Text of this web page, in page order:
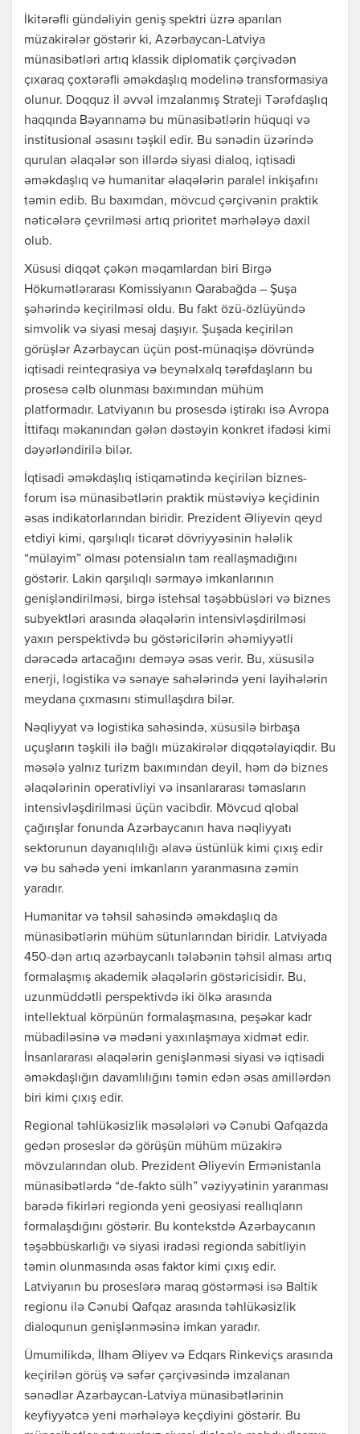
İkitərəfli gündəliyin geniş spektri üzrə aparılan
müzakirələr göstərir ki, Azərbaycan-Latviya
münasibətləri artıq klassik diplomatik çərçivədən
çıxaraq çoxtərəfli əməkdaşlıq modelinə transformasiya
olunur. Doqquz il əvvəl imzalanmış Strateji Tərəfdaşlıq
haqqında Bəyannamə bu münasibətlərin hüquqi və
institusional əsasını təşkil edir. Bu sənədin üzərində
qurulan əlaqələr son illərdə siyasi dialoq, iqtisadi
əməkdaşlıq və humanitar əlaqələrin paralel inkişafını
təmin edib. Bu baxımdan, mövcud çərçivənin praktik
nəticələrə çevrilməsi artıq prioritet mərhələyə daxil
olub.
Xüsusi diqqət çəkən məqamlardan biri Birgə
Hökumətlərarası Komissiyanın Qarabağda – Şuşa
şəhərində keçirilməsi oldu. Bu fakt özü-özlüyündə
simvolik və siyasi mesaj daşıyır. Şuşada keçirilən
görüşlər Azərbaycan üçün post-münaqişə dövründə
iqtisadi reinteqrasiya və beynəlxalq tərəfdaşların bu
prosesə cəlb olunması baxımından mühüm
platformadır. Latviyanın bu prosesdə iştirakı isə Avropa
İttifaqı məkanından gələn dəstəyin konkret ifadəsi kimi
dəyərləndirilə bilər.
İqtisadi əməkdaşlıq istiqamətində keçirilən biznes-
forum isə münasibətlərin praktik müstəviyə keçidinin
əsas indikatorlarından biridir. Prezident Əliyevin qeyd
etdiyi kimi, qarşılıqlı ticarət dövriyyəsinin hələlik
“mülayim” olması potensialın tam reallaşmadığını
göstərir. Lakin qarşılıqlı sərmayə imkanlarının
genişləndirilməsi, birgə istehsal təşəbbüsləri və biznes
subyektləri arasında əlaqələrin intensivləşdirilməsi
yaxın perspektivdə bu göstəricilərin əhəmiyyətli
dərəcədə artacağını deməyə əsas verir. Bu, xüsusilə
enerji, logistika və sənaye sahələrində yeni layihələrin
meydana çıxmasını stimullaşdıra bilər.
Nəqliyyat və logistika sahəsində, xüsusilə birbaşa
uçuşların təşkili ilə bağlı müzakirələr diqqətəlayiqdir. Bu
məsələ yalnız turizm baxımından deyil, həm də biznes
əlaqələrinin operativliyi və insanlararası təmasların
intensivləşdirilməsi üçün vacibdir. Mövcud qlobal
çağırışlar fonunda Azərbaycanın hava nəqliyyatı
sektorunun dayanıqlılığı əlavə üstünlük kimi çıxış edir
və bu sahədə yeni imkanların yaranmasına zəmin
yaradır.
Humanitar və təhsil sahəsində əməkdaşlıq da
münasibətlərin mühüm sütunlarından biridir. Latviyada
450-dən artıq azərbaycanlı tələbənin təhsil alması artıq
formalaşmış akademik əlaqələrin göstəricisidir. Bu,
uzunmüddətli perspektivdə iki ölkə arasında
intellektual körpünün formalaşmasına, peşəkar kadr
mübadiləsinə və mədəni yaxınlaşmaya xidmət edir.
İnsanlararası əlaqələrin genişlənməsi siyasi və iqtisadi
əməkdaşlığın davamlılığını təmin edən əsas amillərdən
biri kimi çıxış edir.
Regional təhlükəsizlik məsələləri və Cənubi Qafqazda
gedən proseslər də görüşün mühüm müzakirə
mövzularından olub. Prezident Əliyevin Ermənistanla
münasibətlərdə “de-fakto sülh” vəziyyətinin yaranması
barədə fikirləri regionda yeni geosiyasi reallıqların
formalaşdığını göstərir. Bu kontekstdə Azərbaycanın
təşəbbüskarlığı və siyasi iradəsi regionda sabitliyin
təmin olunmasında əsas faktor kimi çıxış edir.
Latviyanın bu proseslərə maraq göstərməsi isə Baltik
regionu ilə Cənubi Qafqaz arasında təhlükəsizlik
dialoqunun genişlənməsinə imkan yaradır.
Ümumilikdə, İlham Əliyev və Edqars Rinkeviçs arasında
keçirilən görüş və səfər çərçivəsində imzalanan
sənədlər Azərbaycan-Latviya münasibətlərinin
keyfiyyətcə yeni mərhələyə keçdiyini göstərir. Bu